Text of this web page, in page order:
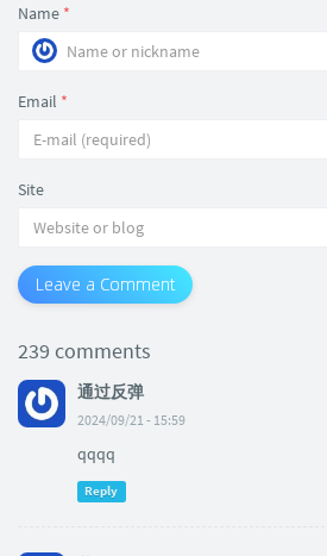
Name *
Email *
Site
Leave a Comment
239 comments
通过反弹
2024/09/21 - 15:59
qqqq
Reply